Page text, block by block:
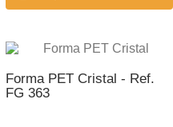
Forma PET Cristal - Ref.
FG 363